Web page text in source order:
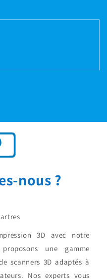
nous ?
3D avec notre
une gamme
scanners 3D adaptés à
Nos experts vous